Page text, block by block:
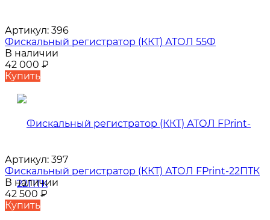
Артикул: 396
Фискальный регистратор (ККТ) АТОЛ 55Ф
В наличии
42 000 ₽
Купить
Артикул: 397
Фискальный регистратор (ККТ) АТОЛ FPrint-22ПТК
В наличии
42 500 ₽
Купить